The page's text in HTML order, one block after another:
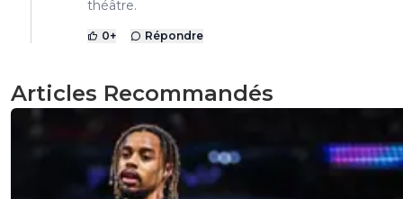
théâtre.
0+ Répondre
Articles Recommandés